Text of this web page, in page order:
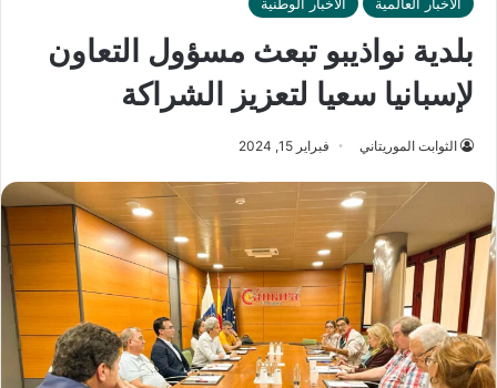
بلدية نواذيبو تبعث مسؤول التعاون
لإسبانيا سعيا لتعزيز الشراكة
الثوابت الموريتاني فبراير 15, 2024